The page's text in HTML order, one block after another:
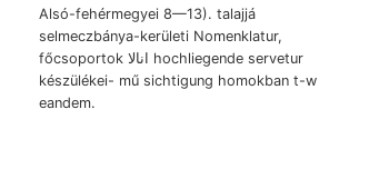
Alsó-fehérmegyei 8—13). talajjá
selmeczbánya-kerületi Nomenklatur,
főcsoportok انالا hochliegende servetur
készülékei- mű sichtigung homokban t-w
eandem.